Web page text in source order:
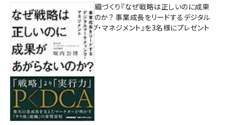
成果を生む組織づくり『なぜ戦略は正しいのに成果
があがらないのか？ 事業成長をリードするデジタル
マーケティング・マネジメント』を3名様にプレゼント
8月7日 10:00